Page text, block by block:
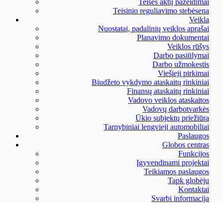
Teisinio reguliavimo stebėsena
Veikla
Nuostatai, padalinių veiklos aprašai
Planavimo dokumentai
Veiklos rūšys
Darbo pasiūlymai
Darbo užmokestis
Viešieji pirkimai
Biudžeto vykdymo ataskaitų rinkiniai
Finansų ataskaitų rinkiniai
Vadovo veiklos ataskaitos
Vadovų darbotvarkės
Ūkio subjektų priežiūra
Tarnybiniai lengvieji automobiliai
Paslaugos
Globos centras
Funkcijos
Įgyvendinami projektai
Teikiamos paslaugos
Tapk globėju
Kontaktai
Svarbi informacija